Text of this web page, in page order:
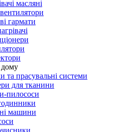
масляні
гармати
дому
та прасувальні системи
для тканини
пилососи
машини